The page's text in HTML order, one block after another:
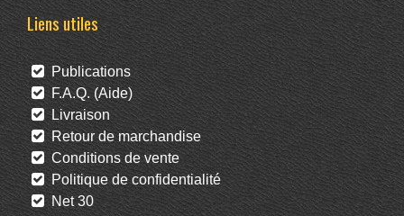
Liens utiles
Publications
F.A.Q. (Aide)
Livraison
Retour de marchandise
Conditions de vente
Politique de confidentialité
Net 30